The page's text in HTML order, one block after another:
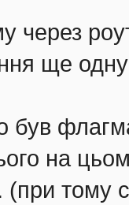
через
ще
був
на
тому